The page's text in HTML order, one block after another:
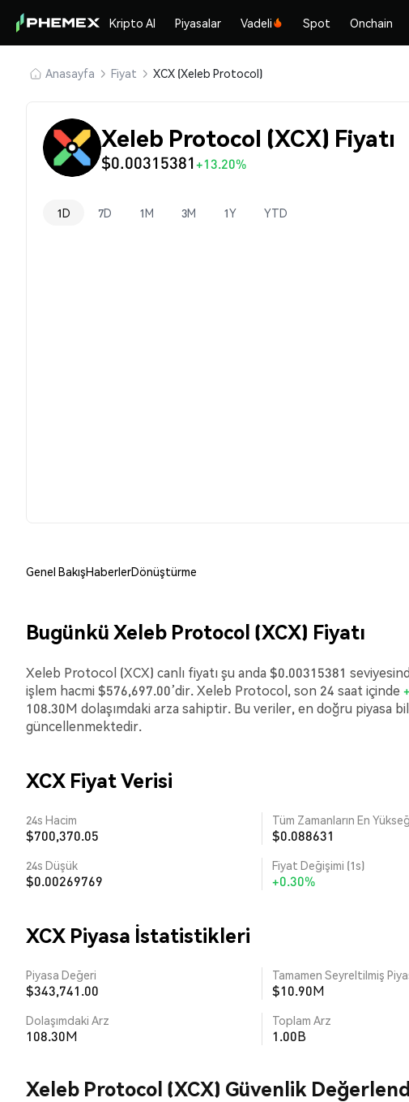
Kripto Al Piyasalar Vadeli Spot Onchain
Anasayfa Fiyat XCX (Xeleb Protocol)
Xeleb Protocol (XCX) Fiyatı
$0.00315381+13.20%
1D 7D 1M 3M 1Y YTD
Genel BakışHaberlerDönüştürme
Bugünkü Xeleb Protocol (XCX) Fiyatı
Xeleb Protocol (XCX) canlı fiyatı şu anda $0.00315381
işlem hacmi $576,697.00’dir. Xeleb Protocol, son 24 saat içinde
108.30M dolaşımdaki arza sahiptir. Bu veriler, en doğru piyasa
güncellenmektedir.
XCX Fiyat Verisi
24s Hacim
$700,370.05
Tüm Zamanların En
$0.088631
24s Düşük
$0.00269769
Fiyat Değişimi (1s)
+0.30%
XCX Piyasa İstatistikleri
Piyasa Değeri
$343,741.00
Tamamen Seyreltilmiş
$10.90M
Dolaşımdaki Arz
108.30M
Toplam Arz
1.00B
Xeleb Protocol (XCX) Güvenlik